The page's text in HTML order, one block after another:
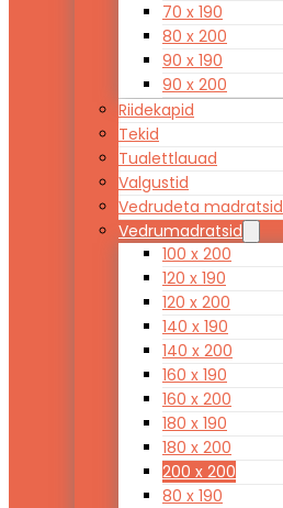
70 x 190
80 x 200
90 x 190
90 x 200
Riidekapid
Tekid
Tualettlauad
Valgustid
Vedrudeta madratsid
Vedrumadratsid
100 x 200
120 x 190
120 x 200
140 x 190
140 x 200
160 x 190
160 x 200
180 x 190
180 x 200
200 x 200
80 x 190